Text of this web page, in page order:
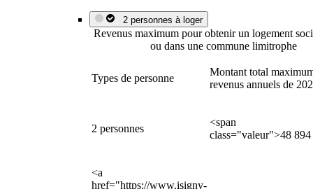
2 personnes à loger
Revenus maximum pour obtenir un logement
ou dans une commune limitrophe
Types de personne
Montant total
revenus annuels de
2 personnes
<span
class="valeur">48 894
<a
href="https://www.isigny-